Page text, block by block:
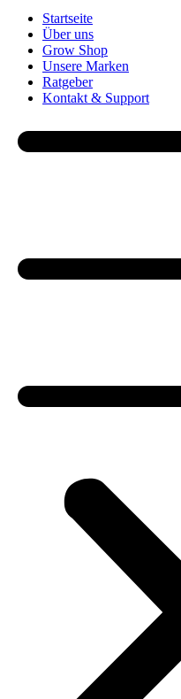
Startseite
Über uns
Grow Shop
Unsere Marken
Ratgeber
Kontakt & Support